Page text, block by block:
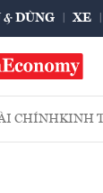
& DÙNG XE
CHÍNHKINH